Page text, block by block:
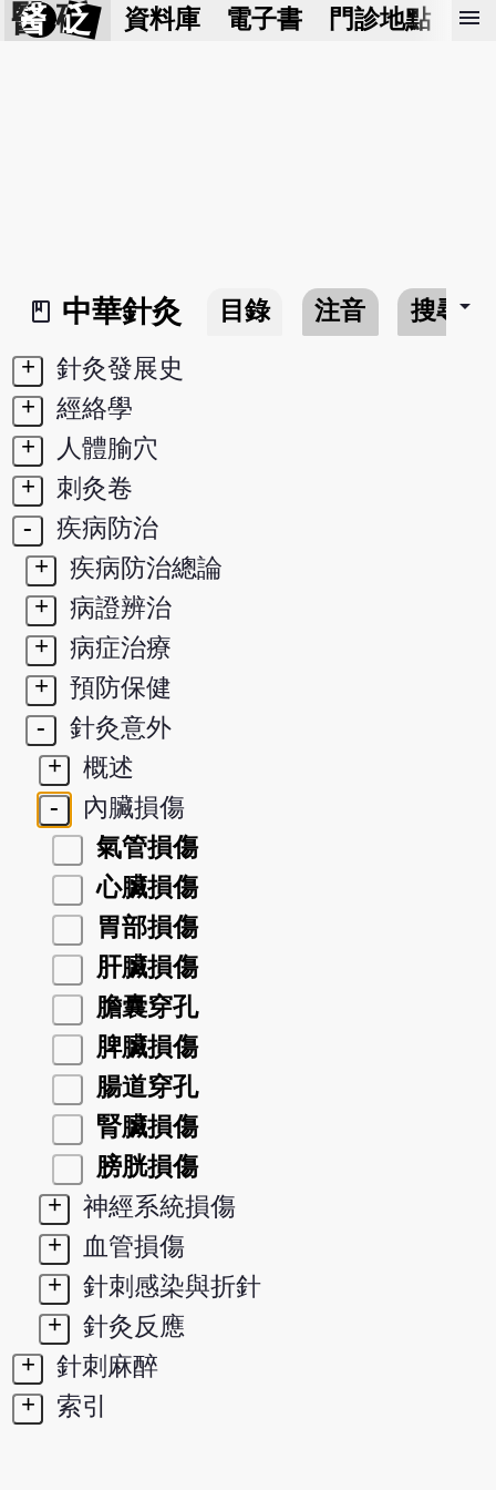
醫 砭 資料庫 電子書 門診地點 預
menu
book_2
中華針灸 目錄 注音 搜尋arrow_drop_down
+
針灸發展史
+
經絡學
+
人體腧穴
+
刺灸卷
-
疾病防治
+
疾病防治總論
+
病證辨治
+
病症治療
+
預防保健
-
針灸意外
+
概述
-
內臟損傷
氣管損傷
心臟損傷
胃部損傷
肝臟損傷
膽囊穿孔
脾臟損傷
腸道穿孔
腎臟損傷
膀胱損傷
+
神經系統損傷
+
血管損傷
+
針刺感染與折針
+
針灸反應
+
針刺麻醉
+
索引